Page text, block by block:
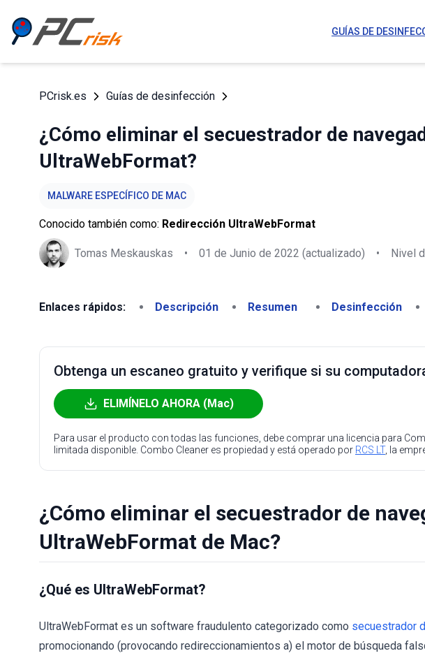
GUÍAS DE
PCrisk.es Guías de desinfección
¿Cómo eliminar el secuestrador de
UltraWebFormat?
MALWARE ESPECÍFICO DE MAC
Conocido también como: Redirección UltraWebFormat
Tomas Meskauskas • 01 de Junio de 2022 (actualizado) • Nivel
Enlaces rápidos: Descripción Resumen Desinfección
Obtenga un escaneo gratuito y verifique si su
ELIMÍNELO AHORA (Mac)
Para usar el producto con todas las funciones, debe comprar una licencia para
limitada disponible. Combo Cleaner es propiedad y está operado por RCS LT, la
¿Cómo eliminar el secuestrador de
UltraWebFormat de Mac?
¿Qué es UltraWebFormat?
UltraWebFormat es un software fraudulento categorizado como secuestrador
promocionando (provocando redireccionamientos a) el motor de búsqueda